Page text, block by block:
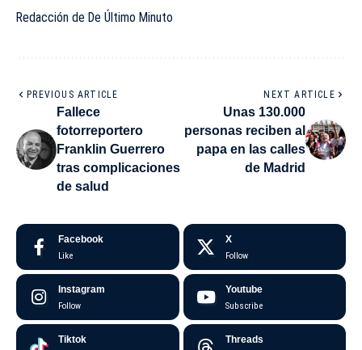
Redacción de De Último Minuto
PREVIOUS ARTICLE
Fallece
fotorreportero
Franklin Guerrero
tras complicaciones
de salud
NEXT ARTICLE
Unas 130.000
personas reciben al
papa en las calles
de Madrid
Facebook
Like
X
Follow
Instagram
Follow
Youtube
Subscribe
Tiktok Threads